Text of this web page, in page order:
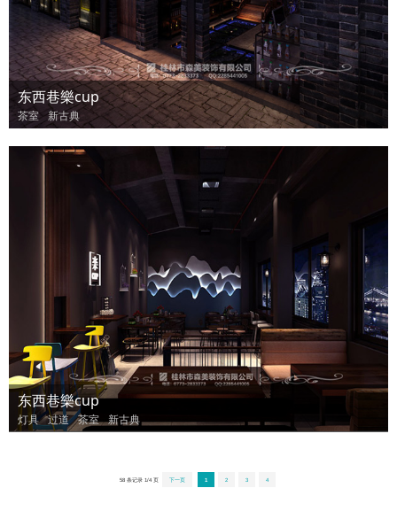
东西巷樂cup
茶室 新古典
东西巷樂cup
灯具 过道 茶室 新古典
58 条记录 1/4 页 下一页 1 2 3 4